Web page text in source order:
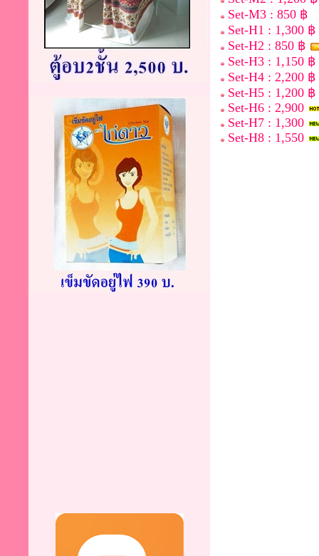
Set-M3 : 850 ฿
Set-H1 : 1,300 ฿
Set-H2 : 850 ฿
Set-H3 : 1,150 ฿
Set-H4 : 2,200 ฿
Set-H5 : 1,200 ฿
Set-H6 : 2,900
Set-H7 : 1,300
Set-H8 : 1,550